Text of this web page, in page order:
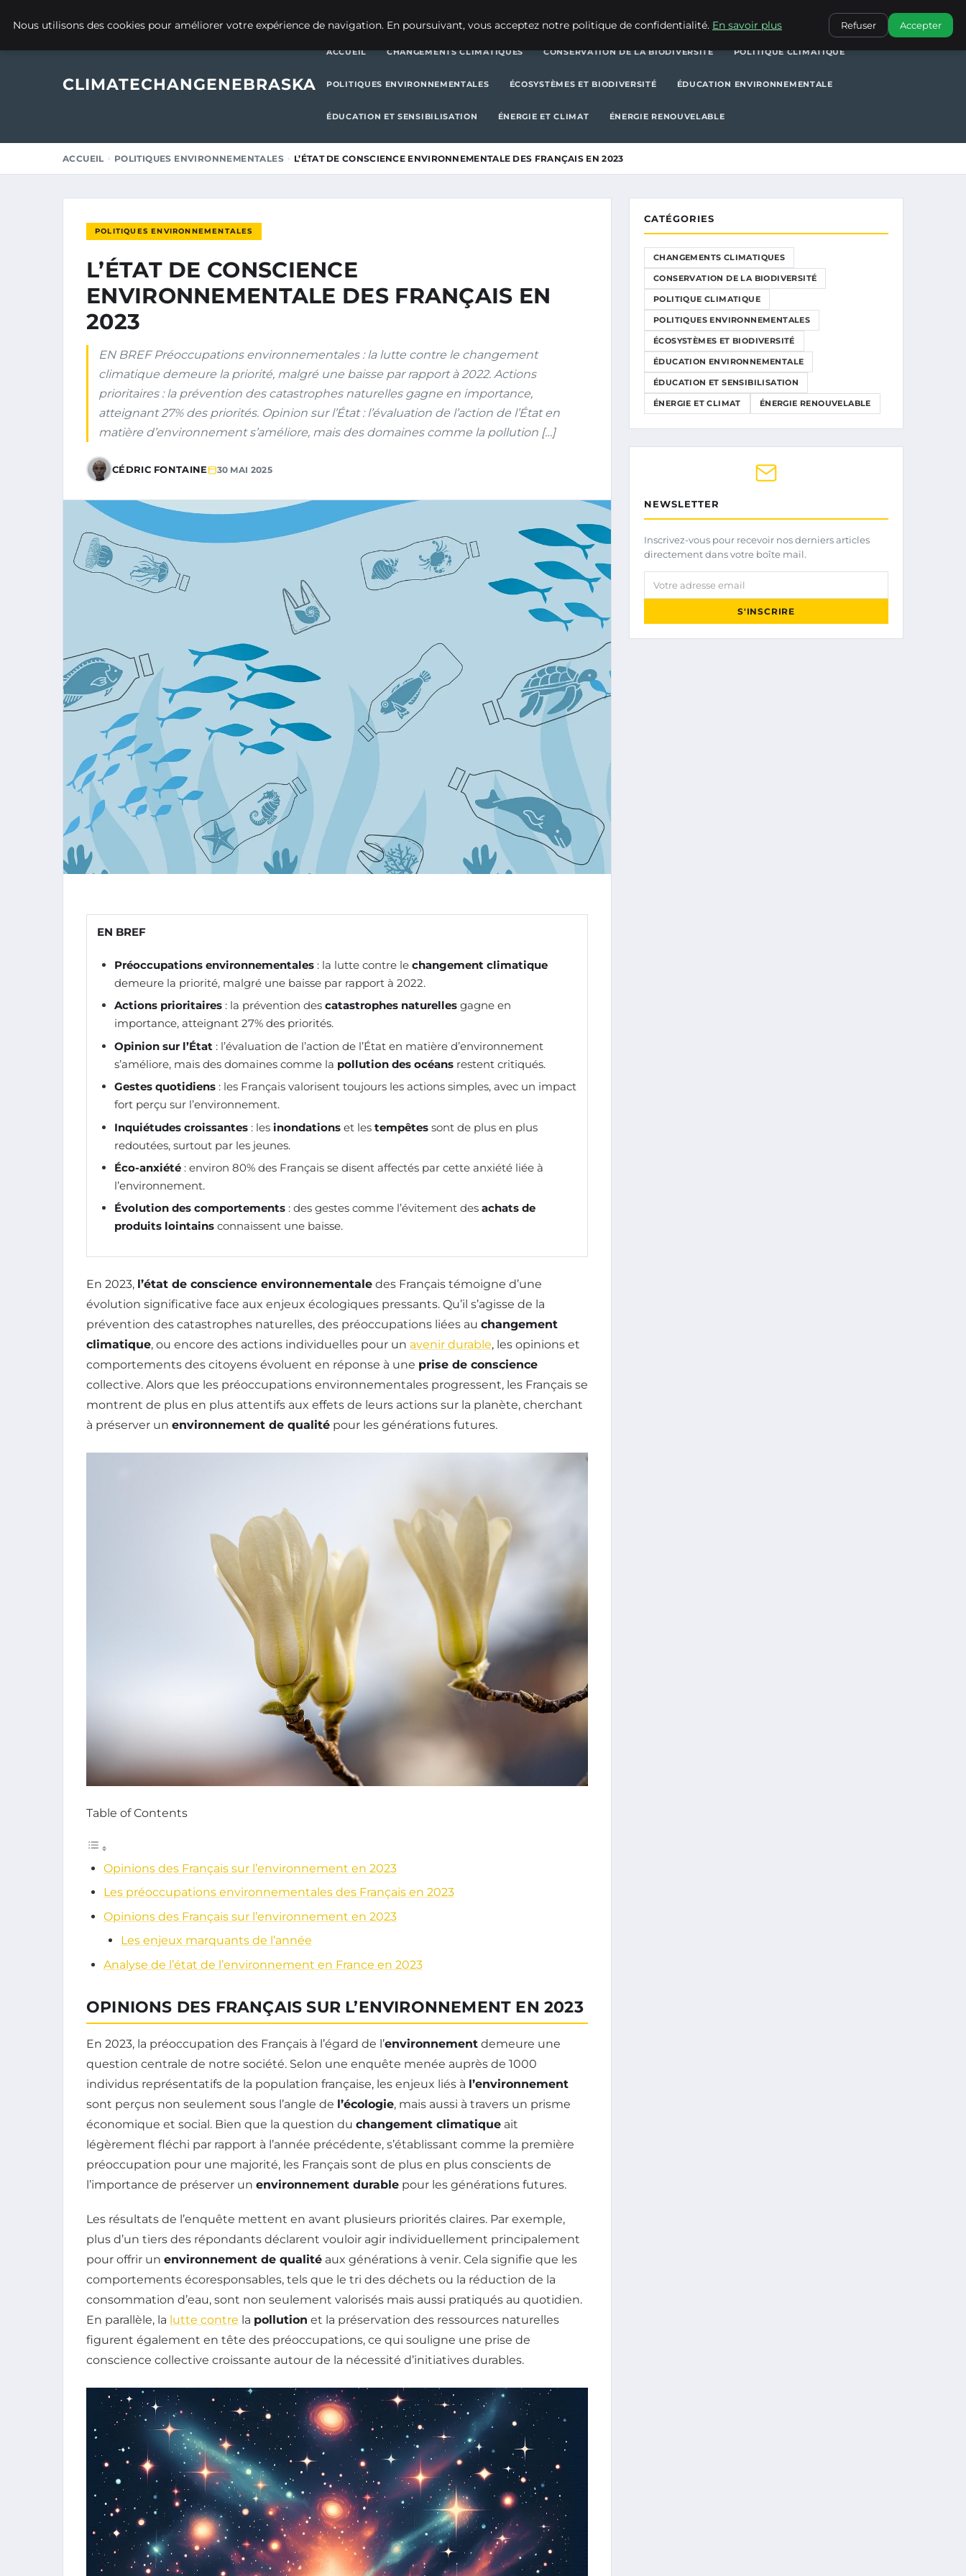
POLITIQUES ENVIRONNEMENTALES
CLIMATECHANGENEBRASKA
ACCUEIL CHANGEMENTS CLIMATIQUES CONSERVATION DE LA BIODIVERSITÉ POLITIQUE CLIMATIQUE
POLITIQUES ENVIRONNEMENTALES ÉCOSYSTÈMES ET BIODIVERSITÉ ÉDUCATION ENVIRONNEMENTALE
ÉDUCATION ET SENSIBILISATION ÉNERGIE ET CLIMAT ÉNERGIE RENOUVELABLE
ACCUEIL POLITIQUES ENVIRONNEMENTALES L’ÉTAT DE CONSCIENCE ENVIRONNEMENTALE DES FRANÇAIS EN 2023
POLITIQUES ENVIRONNEMENTALES
L’ÉTAT DE CONSCIENCE
ENVIRONNEMENTALE DES FRANÇAIS EN
2023
EN BREF Préoccupations environnementales : la lutte contre le changement
climatique demeure la priorité, malgré une baisse par rapport à 2022. Actions
prioritaires : la prévention des catastrophes naturelles gagne en importance,
atteignant 27% des priorités. Opinion sur l’État : l’évaluation de l’action de l’État en
matière d’environnement s’améliore, mais des domaines comme la pollution […]
CÉDRIC FONTAINE 30 MAI 2025
EN BREF
Préoccupations environnementales : la lutte contre le changement climatique
demeure la priorité, malgré une baisse par rapport à 2022.
Actions prioritaires : la prévention des catastrophes naturelles gagne en
importance, atteignant 27% des priorités.
Opinion sur l’État : l’évaluation de l’action de l’État en matière d’environnement
s’améliore, mais des domaines comme la pollution des océans restent critiqués.
Gestes quotidiens : les Français valorisent toujours les actions simples, avec un impact
fort perçu sur l’environnement.
Inquiétudes croissantes : les inondations et les tempêtes sont de plus en plus
redoutées, surtout par les jeunes.
Éco-anxiété : environ 80% des Français se disent affectés par cette anxiété liée à
l’environnement.
Évolution des comportements : des gestes comme l’évitement des achats de
produits lointains connaissent une baisse.
En 2023, l’état de conscience environnementale des Français témoigne d’une
évolution significative face aux enjeux écologiques pressants. Qu’il s’agisse de la
prévention des catastrophes naturelles, des préoccupations liées au changement
climatique, ou encore des actions individuelles pour un avenir durable, les opinions et
comportements des citoyens évoluent en réponse à une prise de conscience
collective. Alors que les préoccupations environnementales progressent, les Français se
montrent de plus en plus attentifs aux effets de leurs actions sur la planète, cherchant
à préserver un environnement de qualité pour les générations futures.
Table of Contents
Opinions des Français sur l’environnement en 2023
Les préoccupations environnementales des Français en 2023
Opinions des Français sur l’environnement en 2023
Les enjeux marquants de l’année
Analyse de l’état de l’environnement en France en 2023
OPINIONS DES FRANÇAIS SUR L’ENVIRONNEMENT EN 2023
En 2023, la préoccupation des Français à l’égard de l’environnement demeure une
question centrale de notre société. Selon une enquête menée auprès de 1000
individus représentatifs de la population française, les enjeux liés à l’environnement
sont perçus non seulement sous l’angle de l’écologie, mais aussi à travers un prisme
économique et social. Bien que la question du changement climatique ait
légèrement fléchi par rapport à l’année précédente, s’établissant comme la première
préoccupation pour une majorité, les Français sont de plus en plus conscients de
l’importance de préserver un environnement durable pour les générations futures.
Les résultats de l’enquête mettent en avant plusieurs priorités claires. Par exemple,
plus d’un tiers des répondants déclarent vouloir agir individuellement principalement
pour offrir un environnement de qualité aux générations à venir. Cela signifie que les
comportements écoresponsables, tels que le tri des déchets ou la réduction de la
consommation d’eau, sont non seulement valorisés mais aussi pratiqués au quotidien.
En parallèle, la lutte contre la pollution et la préservation des ressources naturelles
figurent également en tête des préoccupations, ce qui souligne une prise de
conscience collective croissante autour de la nécessité d’initiatives durables.
CATÉGORIES
CHANGEMENTS CLIMATIQUES
CONSERVATION DE LA BIODIVERSITÉ
POLITIQUE CLIMATIQUE
POLITIQUES ENVIRONNEMENTALES
ÉCOSYSTÈMES ET BIODIVERSITÉ
ÉDUCATION ENVIRONNEMENTALE
ÉDUCATION ET SENSIBILISATION
ÉNERGIE ET CLIMAT ÉNERGIE RENOUVELABLE
NEWSLETTER
Inscrivez-vous pour recevoir nos derniers articles
directement dans votre boîte mail.
Votre adresse email
S'INSCRIRE
Nous utilisons des cookies pour améliorer votre expérience de navigation. En poursuivant, vous acceptez notre politique de confidentialité. En savoir plus Refuser Accepter